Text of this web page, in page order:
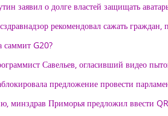
заявил о долге властей защищать
рекомендовал сажать
саммит G20?
Савельев, огласивший видео
предложение провести
минздрав Приморья предложил ввести